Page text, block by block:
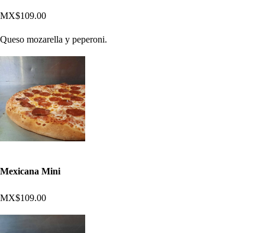
MX$109.00
Queso mozarella y peperoni.
Mexicana Mini
MX$109.00